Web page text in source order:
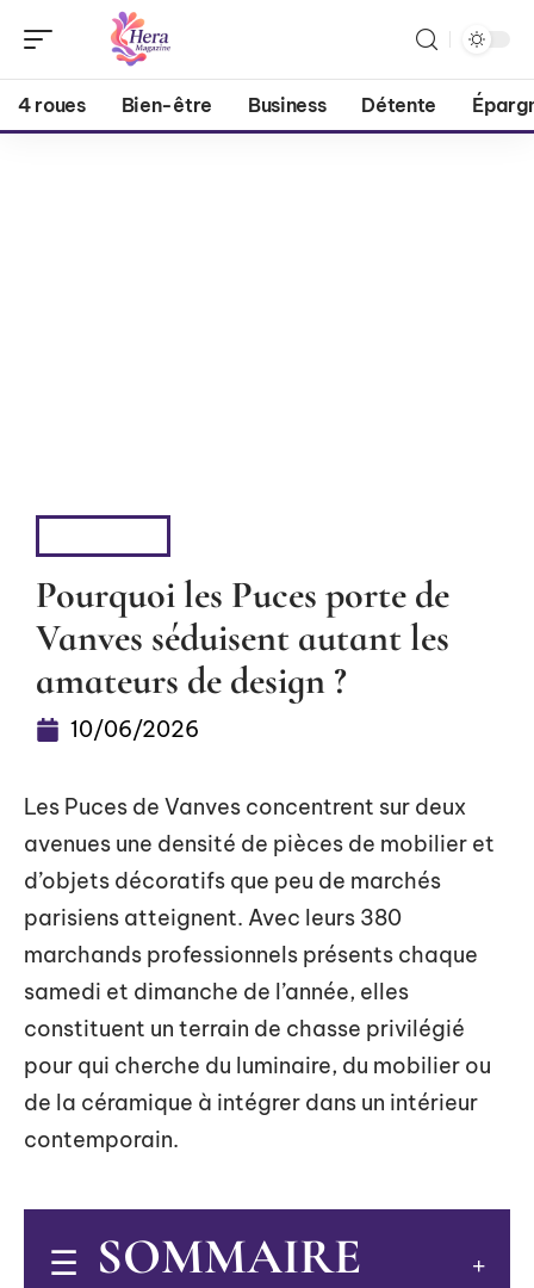
4 roues Bien-être Business Détente
Pourquoi les Puces porte de
Vanves séduisent autant les
amateurs de design ?
10/06/2026
Les Puces de Vanves concentrent sur deux
avenues une densité de pièces de mobilier et
d’objets décoratifs que peu de marchés
parisiens atteignent. Avec leurs 380
marchands professionnels présents chaque
samedi et dimanche de l’année, elles
constituent un terrain de chasse privilégié
pour qui cherche du luminaire, du mobilier ou
de la céramique à intégrer dans un intérieur
contemporain.
SOMMAIRE